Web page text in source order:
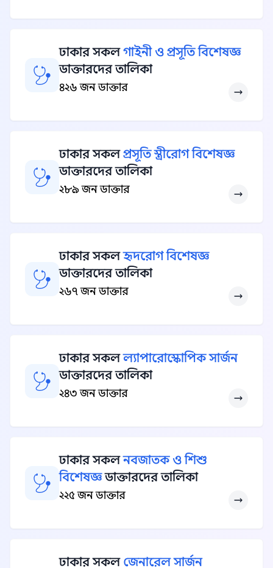
ঢাকার সকলগাইনী ও প্রসূতি বিশেষজ্ঞ
ডাক্তারদের তালিকা
৪২৬ জন ডাক্তার
ঢাকার সকলপ্রসূতি স্ত্রীরোগ বিশেষজ্ঞ
ডাক্তারদের তালিকা
২৮৯ জন ডাক্তার
ঢাকার সকলহৃদরোগ বিশেষজ্ঞ
ডাক্তারদের তালিকা
২৬৭ জন ডাক্তার
ঢাকার সকলল্যাপারোস্কোপিক সার্জন
ডাক্তারদের তালিকা
২৪৩ জন ডাক্তার
ঢাকার সকলনবজাতক ও শিশু
বিশেষজ্ঞডাক্তারদের তালিকা
২২৫ জন ডাক্তার
ঢাকার সকল জেনারেল সার্জন